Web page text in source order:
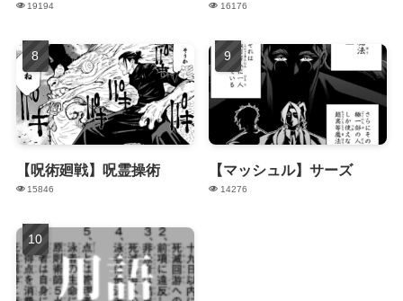
19194 16176
【呪術廻戦】呪霊操術
15846
【マッシュル】サーズ
14276